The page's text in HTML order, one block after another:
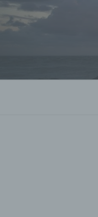
Zum
Inhalt
springen